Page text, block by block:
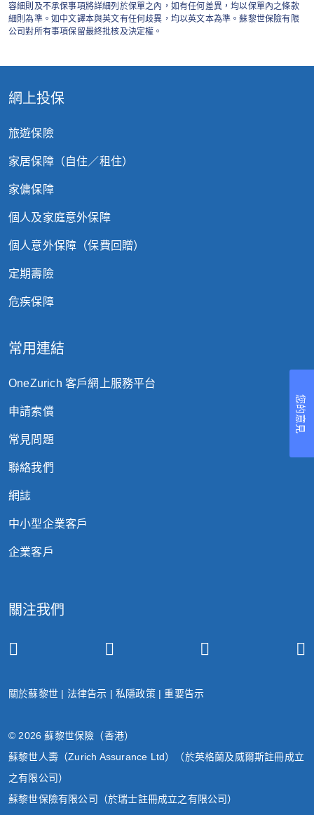
顧客如未有輸入優惠碼而未能使用優惠，蘇
黎世將不承擔任何責任。
此推廣不適用於任何現有指定保險計劃之保
單的續保。
如客戶曾經在推廣期前三個月內撤銷或取消
將不能享有此推廣。
有關申請或保單遞交、簽發、撤銷或取消的
日期概以蘇黎世的記錄為準。
蘇黎世保留修訂或終止此推廣（部分或全
部）或修改此等條款及細則，而無須預先通
知的權利。
如就此推廣有任何爭議，概以蘇黎世的決定
此等條款及細則的中英文版如有不符，概以
英文版本為準。
每次交易只限使用一個優惠碼。
此保單是由蘇黎世保險有限公司(一間於瑞
(香港)保險有限公司 (“和記電訊 香港保險”)
安排。和記電訊香港保險是一間受《保險業
聯公司(以“3香港, 3SUPREME, MO, MO+
話不是持牌的保險中介人及不會對蘇黎世或
和記電訊 (香港)保險（視乎情况而定）安排
構成和記電話於《保險業條例》定義下從事
身份行事。
此優惠代碼不能與任何禮券、現金券、推廣
價、會員優惠或其他優惠同時使用。
容細則及不承保事項將詳細列於保單之內，如有任何差異，均以保單內之條款
細則為準。如中文譯本與英文有任何歧異，均以英文本為準。蘇黎世保險有限
公司對所有事項保留最終批核及決定權。
網上投保
旅遊保險
家居保障（自住／租住）
家傭保障
個人及家庭意外保障
個人意外保障（保費回贈）
定期壽險
危疾保障
常用連結
OneZurich 客戶網上服務平台
申請索償
常見問題
聯絡我們
網誌
中小型企業客戶
企業客戶
關注我們
關於蘇黎世 | 法律告示 |私隱政策|重要告示
© 2026 蘇黎世保險（香港）
蘇黎世人壽（Zurich Assurance Ltd）（於英格蘭及威爾斯註冊成立
之有限公司）
蘇黎世保險有限公司（於瑞士註冊成立之有限公司）
您的意見